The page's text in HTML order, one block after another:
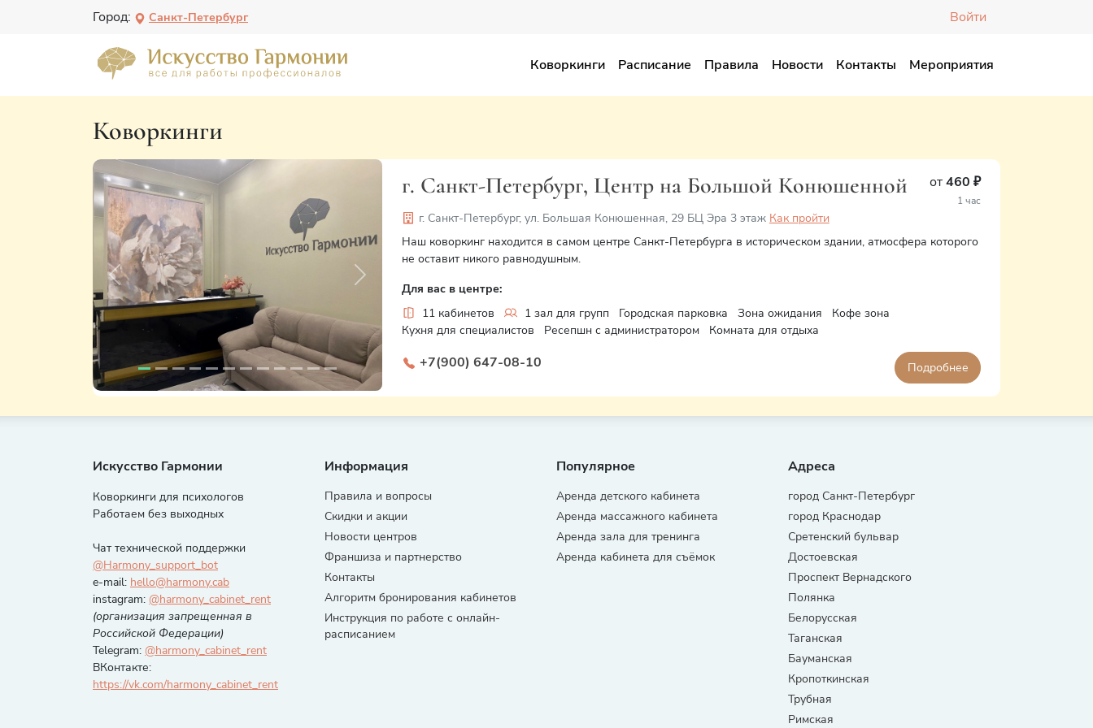
Город: Санкт-Петербург Войти
Коворкинги Расписание Правила Новости Контакты Мероприятия
Коворкинги
Previous Next
г. Санкт-Петербург, Центр на Большой Конюшенной от460 ₽
1 час
г. Санкт-Петербург, ул. Большая Конюшенная, 29 БЦ Эра 3 этаж Как пройти
Наш коворкинг находится в самом центре Санкт-Петербурга в историческом здании, атмосфера которого
не оставит никого равнодушным.
Для вас в центре:
11 кабинетов
1 зал для групп Городская парковка Зона ожидания
Кофе зона
Кухня для специалистов
Ресепшн с администратором Комната для отдыха
+7(900) 647-08-10 Подробнее
Искусство Гармонии
Коворкинги для психологов
Работаем без выходных
Чат технической поддержки
@Harmony_support_bot
e-mail: hello@harmony.cab
instagram: @harmony_cabinet_rent
(организация запрещенная в
Российской Федерации)
Telegram: @harmony_cabinet_rent
ВКонтакте:
https://vk.com/harmony_cabinet_rent
Информация
Правила и вопросы
Скидки и акции
Новости центров
Франшиза и партнерство
Контакты
Алгоритм бронирования кабинетов
Инструкция по работе с онлайн-
расписанием
Популярное
Аренда детского кабинета
Аренда массажного кабинета
Аренда зала для тренинга
Аренда кабинета для съёмок
Адреса
город Санкт-Петербург
город Краснодар
Сретенский бульвар
Достоевская
Проспект Вернадского
Полянка
Белорусская
Таганская
Бауманская
Кропоткинская
Трубная
Римская